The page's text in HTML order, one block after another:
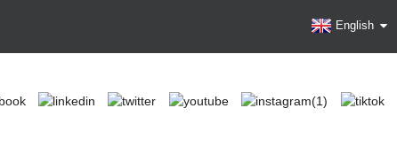
English